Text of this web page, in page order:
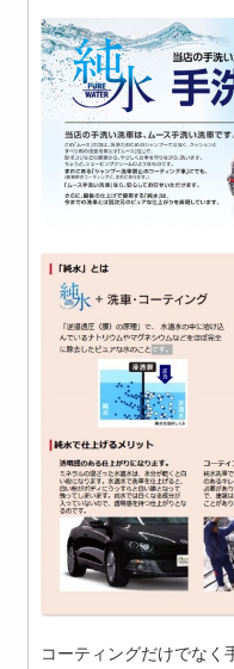
コーティングだけでなく